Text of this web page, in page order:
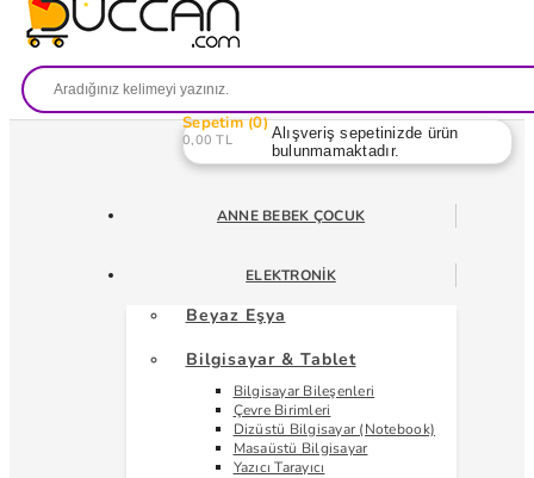
Sepetim 0
0,00 TL
Alışveriş sepetinizde ürün
bulunmamaktadır.
ANNE BEBEK ÇOCUK
ELEKTRONIK
Beyaz Eşya
Bilgisayar & Tablet
Bilgisayar Bileşenleri
Çevre Birimleri
Dizüstü Bilgisayar (Notebook)
Masaüstü Bilgisayar
Yazıcı Tarayıcı